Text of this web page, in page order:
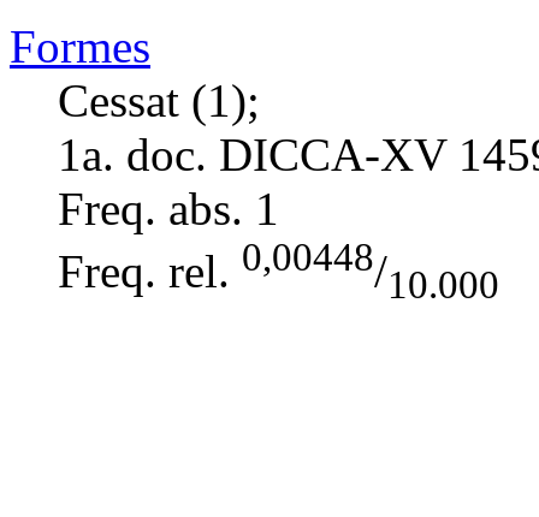
Formes
Cessat (1);
1a. doc. DICCA-XV
Freq. abs. 1
Freq. rel. 0,00448/10.000